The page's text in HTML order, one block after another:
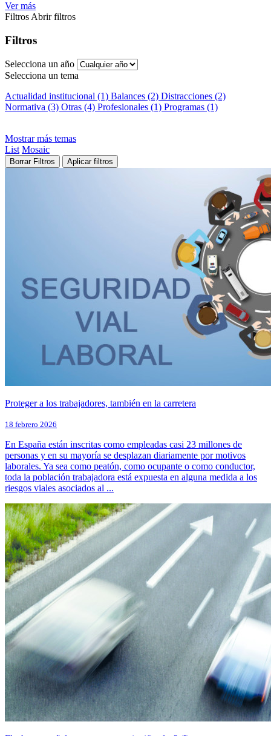
Ver más
Filtros Abrir filtros
Filtros
Selecciona un año
Selecciona un tema
Actualidad institucional (1) Balances (2) Distracciones (2)
Normativa (3) Otras (4) Profesionales (1) Programas (1)
Mostrar más temas
List Mosaic
Borrar Filtros Aplicar filtros
Proteger a los trabajadores, también en la carretera
18 febrero 2026
En España están inscritas como empleadas casi 23 millones de
personas y en su mayoría se desplazan diariamente por motivos
laborales. Ya sea como peatón, como ocupante o como conductor,
toda la población trabajadora está expuesta en alguna medida a los
riesgos viales asociados al ...